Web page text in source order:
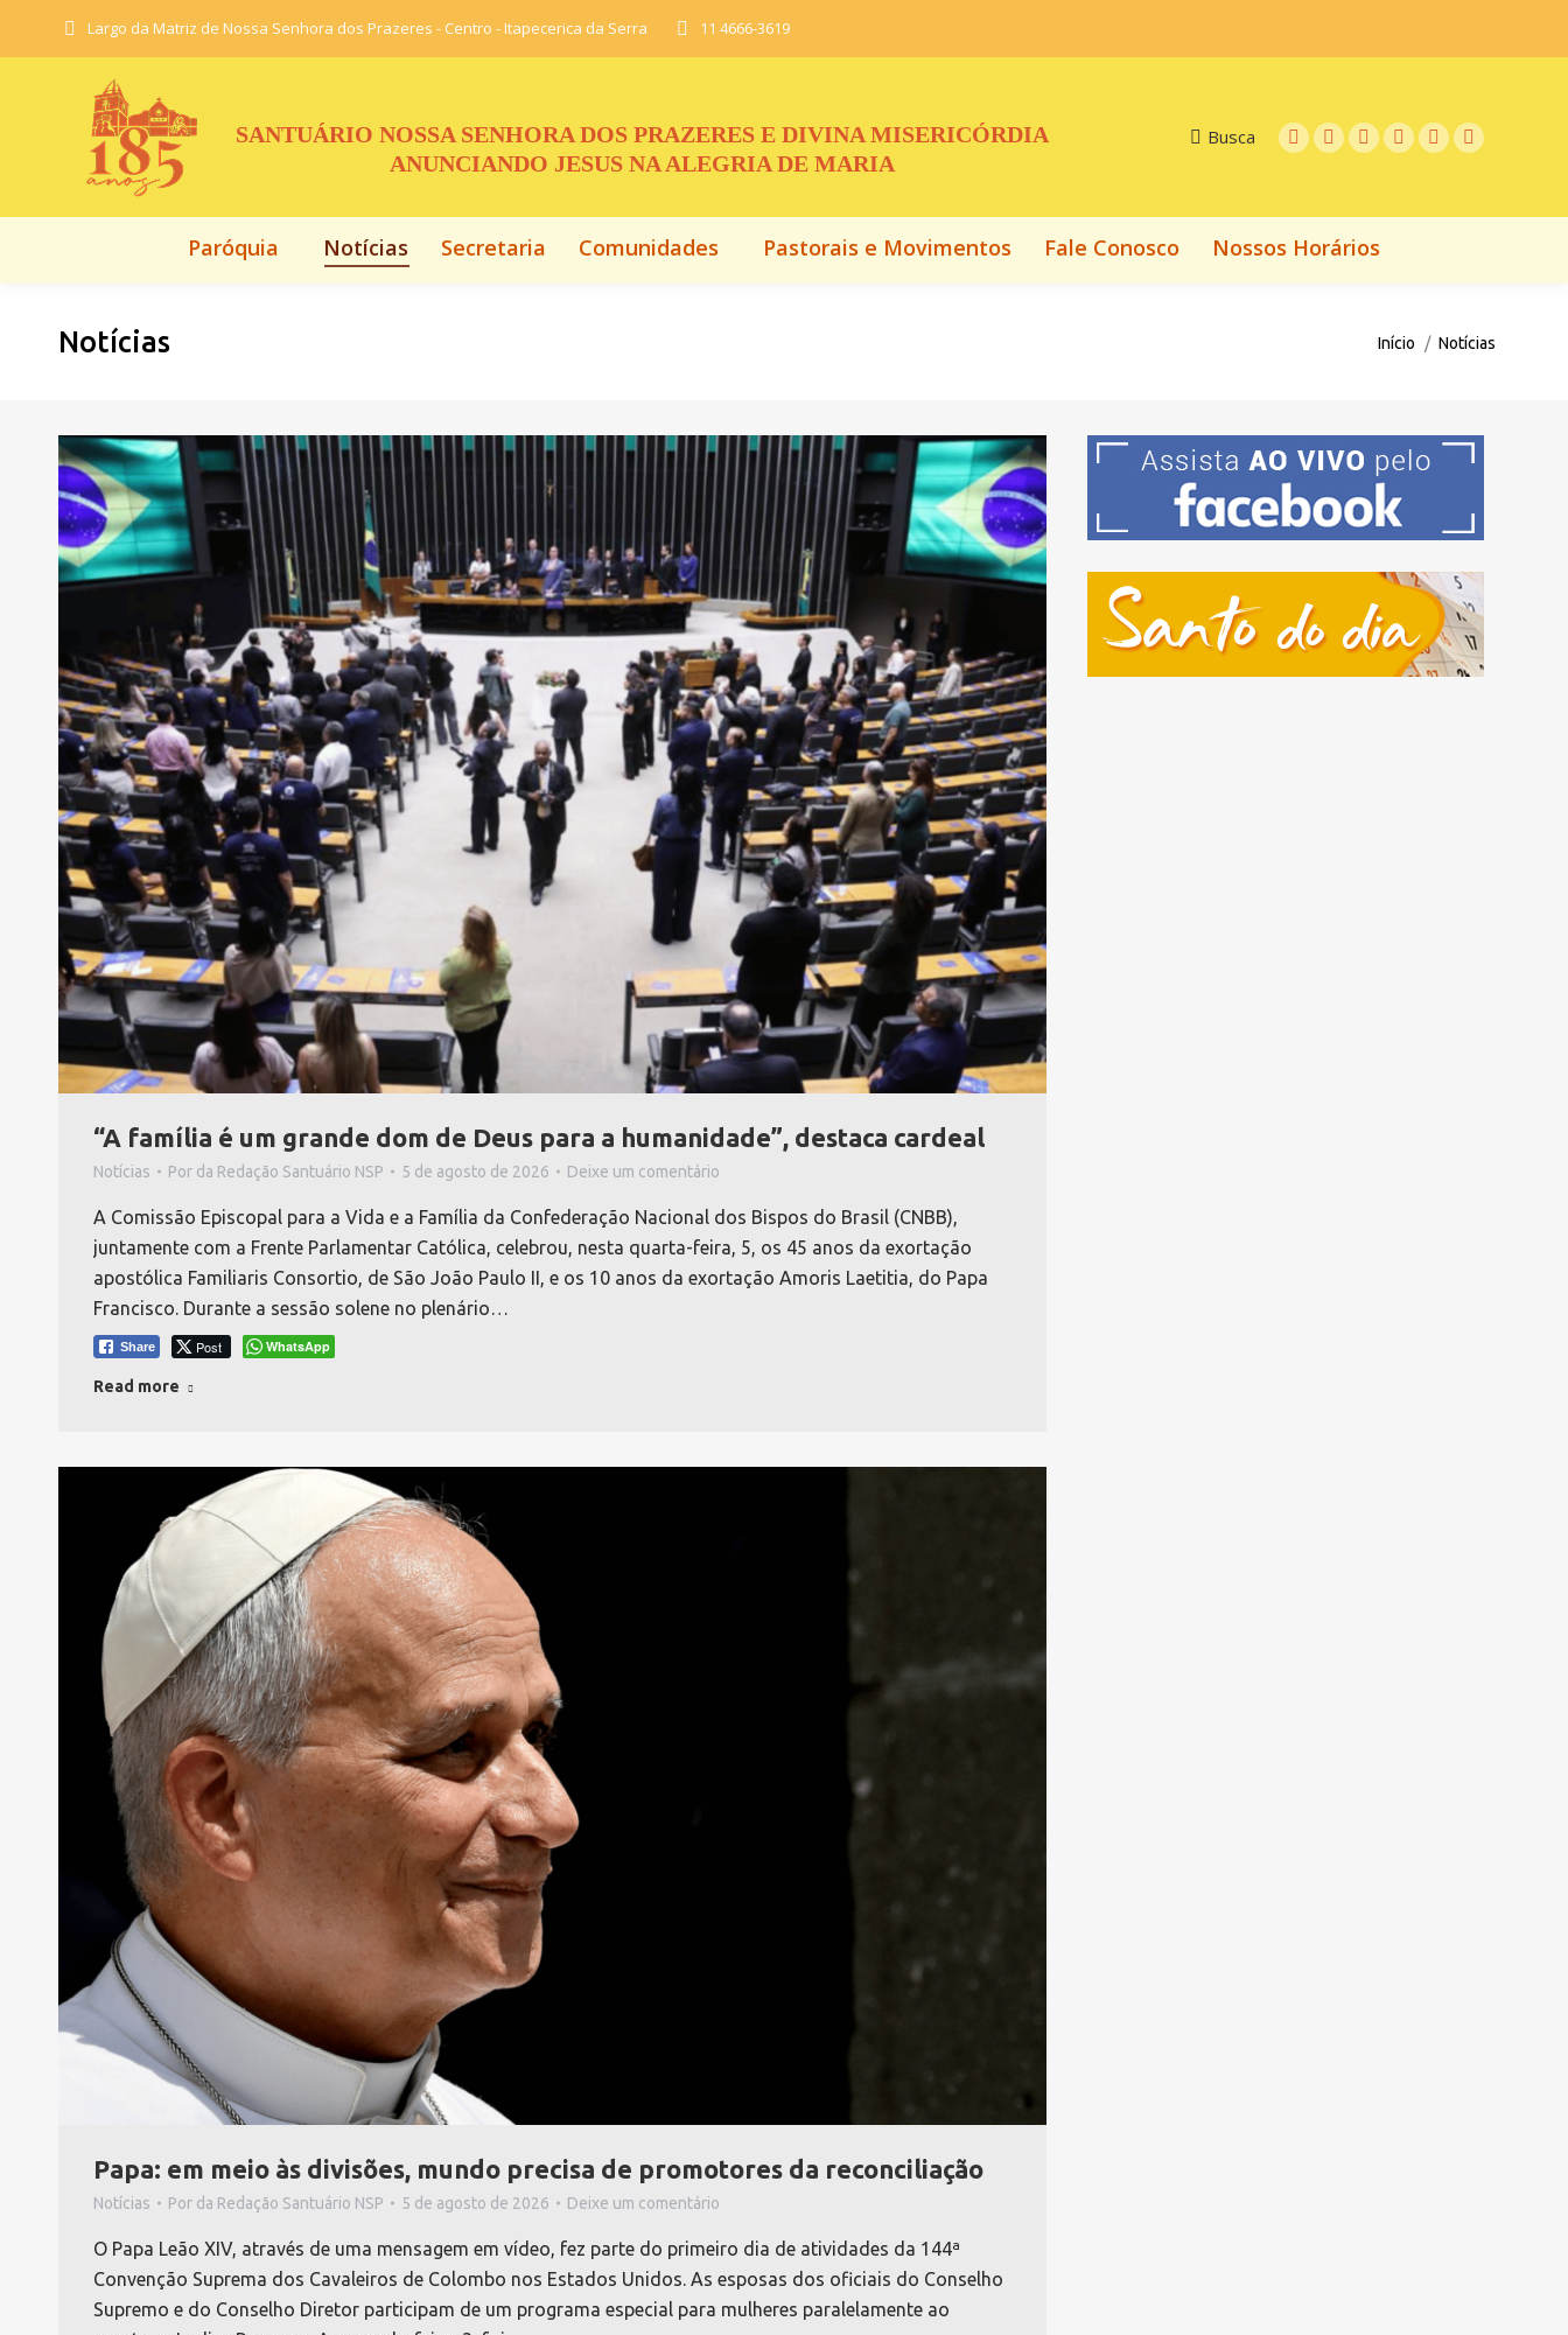
Largo da Matriz de Nossa Senhora dos Prazeres - Centro - Itapecerica da Serra 11 4666-3619
SANTUÁRIO NOSSA SENHORA DOS PRAZERES E DIVINA MISERICÓRDIA
ANUNCIANDO JESUS NA ALEGRIA DE MARIA
Busca
Paróquia Notícias Secretaria Comunidades Pastorais e Movimentos Fale Conosco Nossos Horários
Notícias Você está aqui:
Início Notícias
“A família é um grande dom de Deus para a humanidade”, destaca cardeal
Notícias Por da Redação Santuário NSP 5 de agosto de 2026 Deixe um comentário
A Comissão Episcopal para a Vida e a Família da Confederação Nacional dos Bispos do Brasil (CNBB),
juntamente com a Frente Parlamentar Católica, celebrou, nesta quarta-feira, 5, os 45 anos da exortação
apostólica Familiaris Consortio, de São João Paulo II, e os 10 anos da exortação Amoris Laetitia, do Papa
Francisco. Durante a sessão solene no plenário…
Share Post WhatsApp
Read more
Papa: em meio às divisões, mundo precisa de promotores da reconciliação
Notícias Por da Redação Santuário NSP 5 de agosto de 2026 Deixe um comentário
O Papa Leão XIV, através de uma mensagem em vídeo, fez parte do primeiro dia de atividades da 144ª
Convenção Suprema dos Cavaleiros de Colombo nos Estados Unidos. As esposas dos oficiais do Conselho
Supremo e do Conselho Diretor participam de um programa especial para mulheres paralelamente ao
Paróquia Notícias Secretaria Comunidades Pastorais e Movimentos